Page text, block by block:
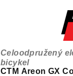
CTM Areon GX
Celoodpružený
bicykel